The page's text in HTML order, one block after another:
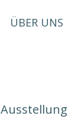
ÜBER UNS